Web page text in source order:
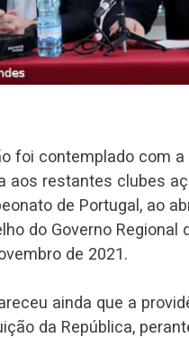
foi contemplado com
aos restantes clubes
de Portugal, ao
do Governo Regional
de 2021.
ainda que a
da República,